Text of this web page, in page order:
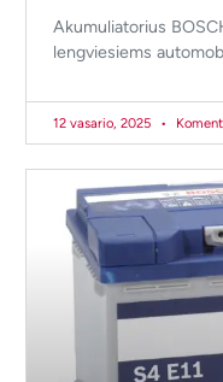
Akumuliatorius
lengviesiems
12 vasario, 2025